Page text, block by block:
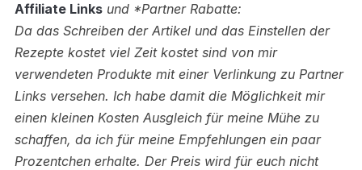
Affiliate Linksund *Partner Rabatte:
Da das Schreiben der Artikel und das Einstellen der
Rezepte kostet viel Zeit kostet sind von mir
verwendeten Produkte mit einer Verlinkung zu Partner
Links versehen. Ich habe damit die Möglichkeit mir
einen kleinen Kosten Ausgleich für meine Mühe zu
schaffen, da ich für meine Empfehlungen ein paar
Prozentchen erhalte. Der Preis wird für euch nicht